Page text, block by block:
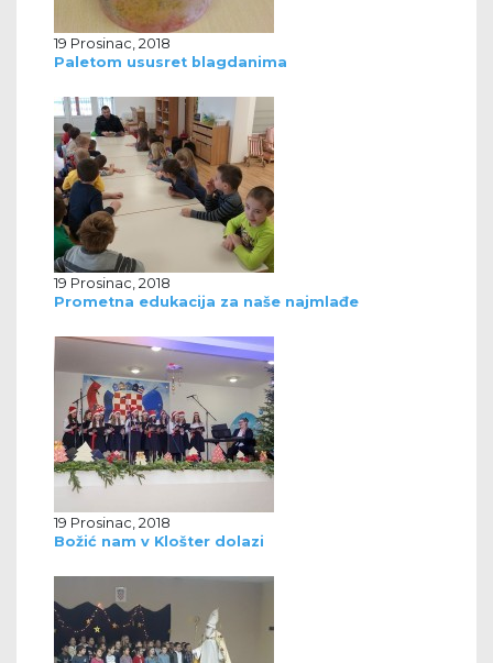
19 Prosinac, 2018
Paletom ususret blagdanima
19 Prosinac, 2018
Prometna edukacija za naše najmlađe
19 Prosinac, 2018
Božić nam v Klošter dolazi